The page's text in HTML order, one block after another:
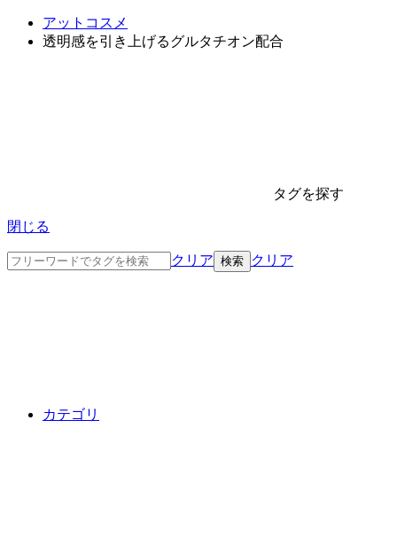
アットコスメ
透明感を引き上げるグルタチオン配合
タグを探す
閉じる
クリア クリア
カテゴリ